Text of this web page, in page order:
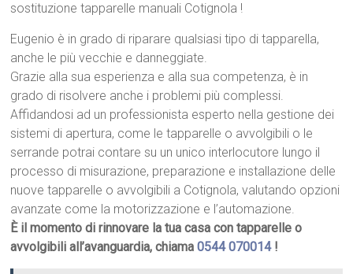
sostituzione tapparelle manuali Cotignola !
Eugenio è in grado di riparare qualsiasi tipo di tapparella,
anche le più vecchie e danneggiate.
Grazie alla sua esperienza e alla sua competenza, è in
grado di risolvere anche i problemi più complessi.
Affidandosi ad un professionista esperto nella gestione dei
sistemi di apertura, come le tapparelle o avvolgibili o le
serrande potrai contare su un unico interlocutore lungo il
processo di misurazione, preparazione e installazione delle
nuove tapparelle o avvolgibili a Cotignola, valutando opzioni
avanzate come la motorizzazione e l’automazione.
È il momento di rinnovare la tua casa con tapparelle o
avvolgibili all’avanguardia, chiama0544 070014!